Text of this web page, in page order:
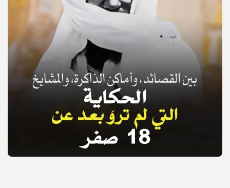
© Copyright 2025, APS